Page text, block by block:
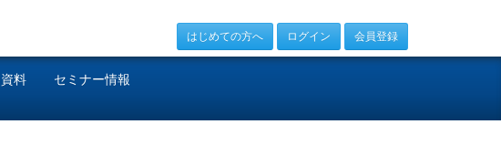
はじめての方へ ログイン 会員登録
料 セミナー情報